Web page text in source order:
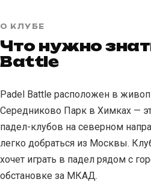
О КЛУБЕ
Что нужно
Battle
Padel Battle расположен в
Середниково Парк в Химках —
падел-клубов на северном
легко добраться из Москвы.
хочет играть в падел рядом с
обстановке за МКАД.